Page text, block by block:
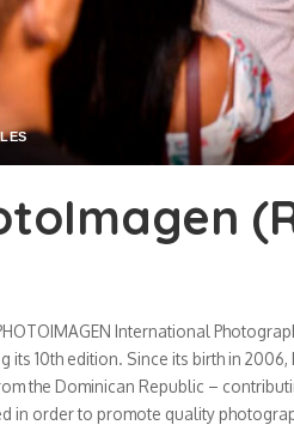
International
its 10th edition. Since its birth in
the Dominican Republic –
in order to promote quality